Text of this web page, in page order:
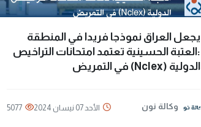
يجعل العراق نموذجا فريدا في المنطقة
:العتبة الحسينية تعتمد امتحانات التراخيص
الدولية (Nclex) في التمريض
وكالة نون الأحد 07 نيسان 2024 5077